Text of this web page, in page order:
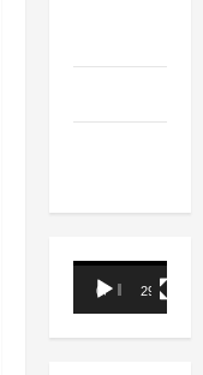
Lecteur
vidéo
00:00 29:21